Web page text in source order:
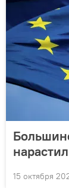
15 октября